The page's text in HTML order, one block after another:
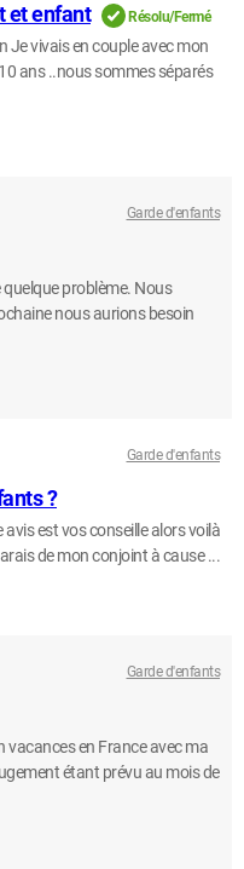
et enfant Résolu/Fermé
Je vivais en couple avec mon
ans ..nous sommes séparés
Garde d'enfants
quelque problème. Nous
nous aurions besoin
Garde d'enfants
?
est vos conseille alors voilà
de mon conjoint à cause ...
Garde d'enfants
vacances en France avec ma
étant prévu au mois de